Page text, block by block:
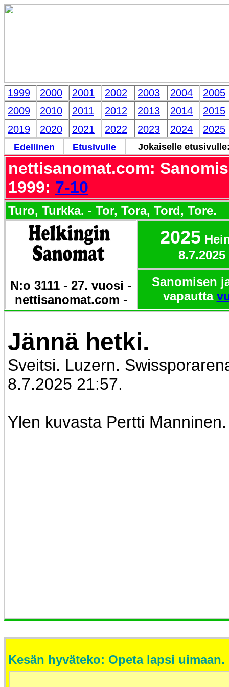
1999 2000 2001 2002 2003 2004
2005
2009
2010 2011 2012 2013 2014
2015
2019
2020 2021 2022 2023 2024 2025
Edellinen Etusivulle Jokaiselle
nettisanomat.com:
1999: 7-10
Turo, Turkka. - Tor, Tora, Tord, Tore.
N:o 3111 - 27. vuosi -
nettisanomat.com -
2025
8.7.2025
Sanomisen
vapautta
Jännä hetki.
Sveitsi. Luzern.
8.7.2025 21:57.
Ylen kuvasta Pertti Manninen.
Kesän hyväteko: Opeta lapsi uimaan.